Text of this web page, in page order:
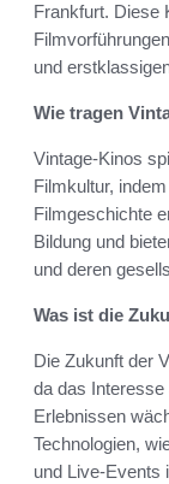
Frankfurt. Diese
und
Wie tragen
Vintage-Kinos
Filmkultur,
Filmgeschichte
Bildung und
und deren
Was ist die
Die Zukunft der
da das
Erlebnissen
Technologien,
und Live-Events